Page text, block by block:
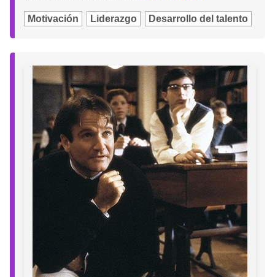
Motivación Liderazgo Desarrollo del talento